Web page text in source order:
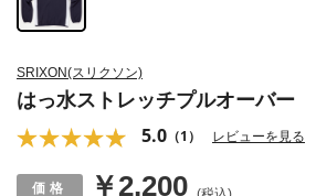
SRIXON(スリクソン)
はっ水ストレッチプルオーバー
5.0 （1） レビューを見る
￥2,200